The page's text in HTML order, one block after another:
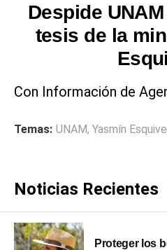
Despide
tesis de la
Con Información de
Temas: UNAM, Yasmín
Noticias Recientes
Proteger los